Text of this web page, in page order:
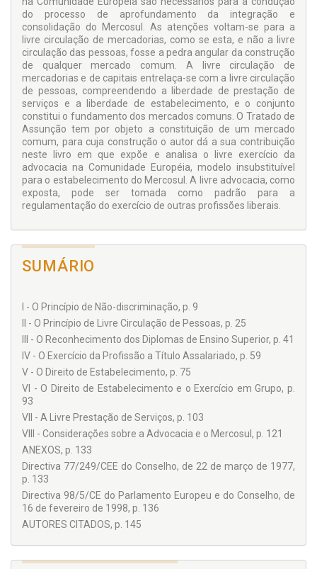
do processo de aprofundamento da integração e
consolidação do Mercosul. As atenções voltam-se para a
livre circulação de mercadorias, como se esta, e não a livre
circulação das pessoas, fosse a pedra angular da construção
de qualquer mercado comum. A livre circulação de
mercadorias e de capitais entrelaça-se com a livre circulação
de pessoas, compreendendo a liberdade de prestação de
serviços e a liberdade de estabelecimento, e o conjunto
constitui o fundamento dos mercados comuns. O Tratado de
Assunção tem por objeto a constituição de um mercado
comum, para cuja construção o autor dá a sua contribuição
neste livro em que expõe e analisa o livre exercício da
advocacia na Comunidade Européia, modelo insubstituível
para o estabelecimento do Mercosul. A livre advocacia, como
exposta, pode ser tomada como padrão para a
regulamentação do exercício de outras profissões liberais.
SUMÁRIO
I - O Princípio de Não-discriminação, p. 9
II - O Princípio de Livre Circulação de Pessoas, p. 25
III - O Reconhecimento dos Diplomas de Ensino Superior, p. 41
IV - O Exercício da Profissão a Título Assalariado, p. 59
V - O Direito de Estabelecimento, p. 75
VI - O Direito de Estabelecimento e o Exercício em Grupo, p.
93
VII - A Livre Prestação de Serviços, p. 103
VIII - Considerações sobre a Advocacia e o Mercosul, p. 121
ANEXOS, p. 133
Directiva 77/249/CEE do Conselho, de 22 de março de 1977,
p. 133
Directiva 98/5/CE do Parlamento Europeu e do Conselho, de
16 de fevereiro de 1998, p. 136
AUTORES CITADOS, p. 145